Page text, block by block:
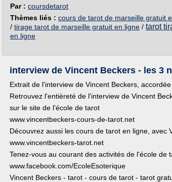
Par : coursdetarot
Thèmes liés : cours de tarot de marseille gratuit
/ tirage tarot de marseille gratuit en ligne / tarot
en ligne
interview de Vincent Beckers - les 3
Extrait de l'interview de Vincent Beckers, accordée
Retrouvez l'entièreté de l'interview de Vincent
sur le site de l'école de tarot
www.vincentbeckers-cours-de-tarot.net
Découvrez aussi les cours de tarot en ligne, avec
www.vincentbeckers-tarot.net
Tenez-vous au courant des activités de l'école de
www.facebook.com/EcoleEsoterique
Vincent Beckers - tarot - cours de tarot - tarot